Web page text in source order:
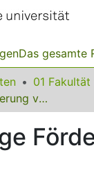
Das gesamte
Langfristige Förderung von Modellierungskompetenzen